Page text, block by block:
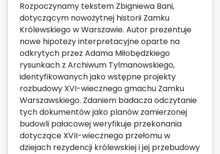
Rozpoczynamy tekstem Zbigniewa Bani,
dotyczącym nowożytnej historii Zamku
Królewskiego w Warszawie. Autor prezentuje
nowe hipotezy interpretacyjne oparte na
odkrytych przez Adama Miłobędzkiego
rysunkach z Archiwum Tylmanowskiego,
identyfikowanych jako wstępne projekty
rozbudowy XVI-wiecznego gmachu Zamku
Warszawskiego. Zdaniem badacza odczytanie
tych dokumentów jako planów zamierzonej
budowli pałacowej weryfikuje przekonania
dotyczące XVII-wiecznego przełomu w
dziejach rezydencji królewskiej i jej przebudowy